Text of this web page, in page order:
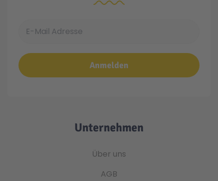
Anmelden
Unternehmen
Über uns
AGB